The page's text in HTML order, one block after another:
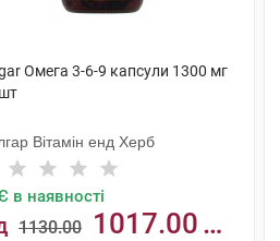
Омега 3-6-9 капсули 1300 мг
Вітамін енд Херб
в наявності
1130.00 1017.00